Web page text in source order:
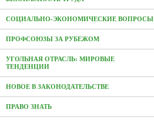
СОЦИАЛЬНО-ЭКОНОМИЧЕСКИЕ ВОПРОСЫ
ПРОФСОЮЗЫ ЗА РУБЕЖОМ
УГОЛЬНАЯ ОТРАСЛЬ: МИРОВЫЕ
ТЕНДЕНЦИИ
НОВОЕ В ЗАКОНОДАТЕЛЬСТВЕ
ПРАВО ЗНАТЬ